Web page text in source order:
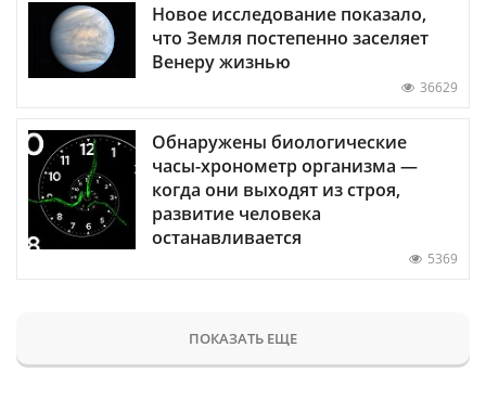
Новое исследование показало,
что Земля постепенно заселяет
Венеру жизнью
36629
Обнаружены биологические
часы-хронометр организма —
когда они выходят из строя,
развитие человека
останавливается
5369
ПОКАЗАТЬ ЕЩЕ